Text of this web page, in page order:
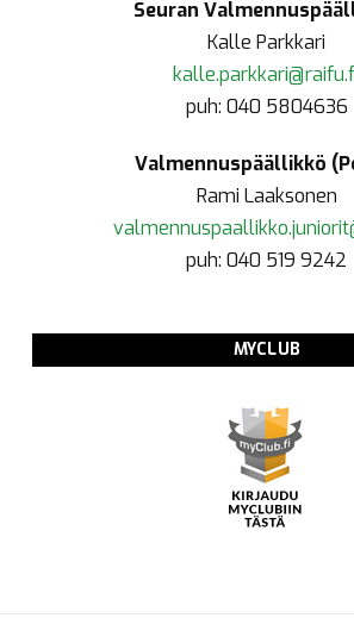
Seuran
Kalle Parkkari
puh: 040 5804636
Valmennuspäällikkö
Rami Laaksonen
puh: 040 519 9242
MYCLUB